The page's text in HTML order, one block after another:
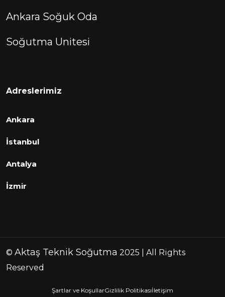
Ankara Soğuk Oda
Soğutma Unitesi
Adreslerimiz
Ankara
İstanbul
Antalya
İzmir
© Aktaş Teknik Soğutma 2025 | All Rights
Reserved
Şartlar ve KoşullarGizlilik Politikasıİletişim